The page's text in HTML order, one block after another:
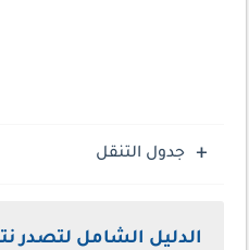
جدول التنقل
الدليل الشامل لتصدر